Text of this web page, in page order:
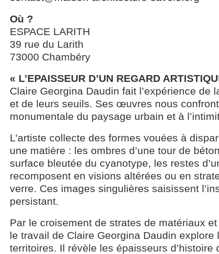
Où ?
ESPACE LARITH
39 rue du Larith
73000 Chambéry
« L’EPAISSEUR D’UN REGARD
Claire Georgina Daudin fait l’expérience de
et de leurs seuils. Ses œuvres nous
monumentale du paysage urbain et à
L’artiste collecte des formes vouées à
une matière : les ombres d’une tour de
surface bleutée du cyanotype, les restes
recomposent en visions altérées ou en
verre. Ces images singulières saisissent
persistant.
Par le croisement de strates de matériaux
le travail de Claire Georgina Daudin explore
territoires. Il révèle les épaisseurs d’histoire